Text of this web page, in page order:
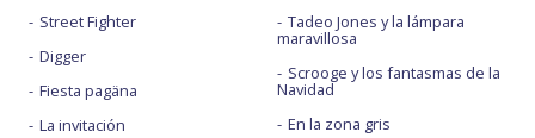
Street Fighter
Digger
Fiesta pagäna
La invitación
Tadeo Jones y la lámpara
maravillosa
Scrooge y los fantasmas de la
Navidad
En la zona gris